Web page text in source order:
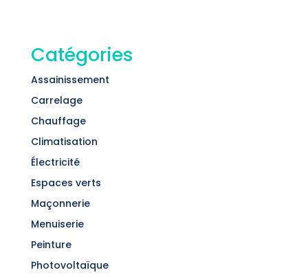
Catégories
Assainissement
Carrelage
Chauffage
Climatisation
Électricité
Espaces verts
Maçonnerie
Menuiserie
Peinture
Photovoltaïque